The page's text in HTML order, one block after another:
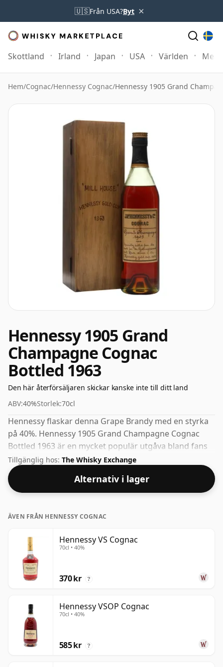
🇺🇸Från USA?Byt ×
Skottland Irland Japan USA Världen Mer
Hem/Cognac/Hennessy Cognac/Hennessy 1905 Grand
Hennessy 1905 Grand
Champagne Cognac
Bottled 1963
Den här återförsäljaren skickar kanske inte till ditt land
ABV:40%Storlek:70cl
Hennessy flaskar denna Grape Brandy med en styrka
på 40%. Hennessy 1905 Grand Champagne Cognac
Bottled 1963 är en mycket populär utgåva bland fans
av Vintage Armagnac.
Tillgänglig hos: The Whisky Exchange
Alternativ i lager
ÄVEN FRÅN HENNESSY COGNAC
Hennessy VS Cognac
70cl • 40%
370 kr ?
Hennessy VSOP Cognac
70cl • 40%
585 kr ?